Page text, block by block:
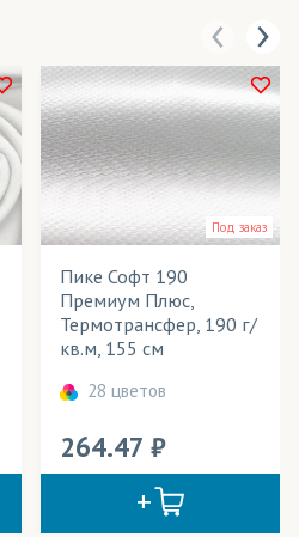
Под заказ
Пике Софт 190
Премиум Плюс,
Термотрансфер, 190 г/
кв.м, 155 см
28 цветов
264.47